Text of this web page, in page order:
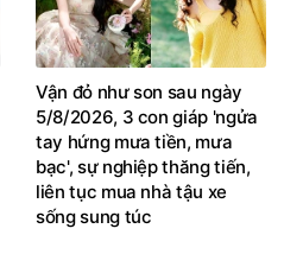
Vận đỏ như son sau ngày
5/8/2026, 3 con giáp 'ngửa
tay hứng mưa tiền, mưa
bạc', sự nghiệp thăng tiến,
liên tục mua nhà tậu xe
sống sung túc